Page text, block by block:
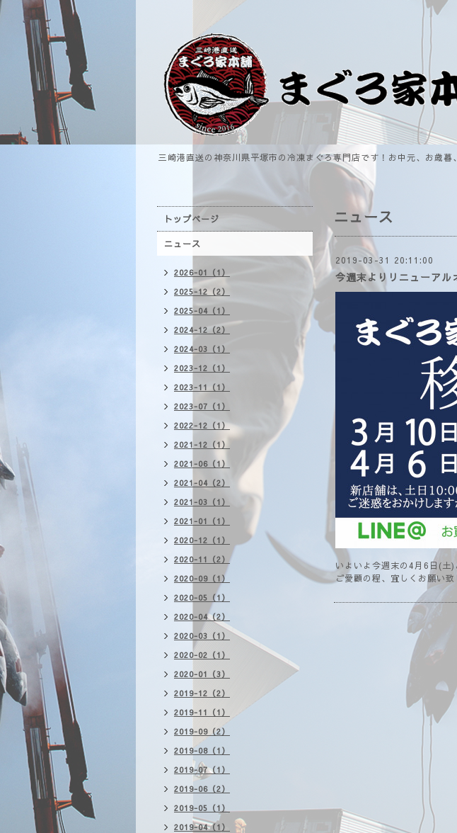
三崎港直送の神奈川県平塚市の冷凍まぐろ専門店です！お中元、お歳
ニュース
2019-03-31 20:11:00
今週末よりリニューアル
いよいよ今週末の4月6日(土)
ご愛顧の程、宜しくお願い致
トップページ
ニュース
2026-01（1）
2025-12（2）
2025-04（1）
2024-12（2）
2024-03（1）
2023-12（1）
2023-11（1）
2023-07（1）
2022-12（1）
2021-12（1）
2021-06（1）
2021-04（2）
2021-03（1）
2021-01（1）
2020-12（1）
2020-11（2）
2020-09（1）
2020-05（1）
2020-04（2）
2020-03（1）
2020-02（1）
2020-01（3）
2019-12（2）
2019-11（1）
2019-09（2）
2019-08（1）
2019-07（1）
2019-06（2）
2019-05（1）
2019-04（1）